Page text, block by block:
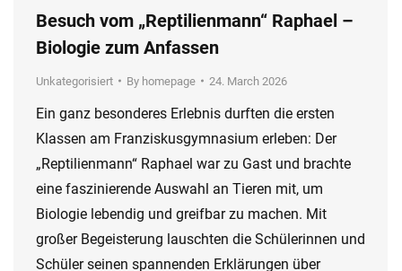
Besuch vom „Reptilienmann“ Raphael –
Biologie zum Anfassen
Unkategorisiert By homepage 24. March 2026
Ein ganz besonderes Erlebnis durften die ersten
Klassen am Franziskusgymnasium erleben: Der
„Reptilienmann“ Raphael war zu Gast und brachte
eine faszinierende Auswahl an Tieren mit, um
Biologie lebendig und greifbar zu machen. Mit
großer Begeisterung lauschten die Schülerinnen und
Schüler seinen spannenden Erklärungen über